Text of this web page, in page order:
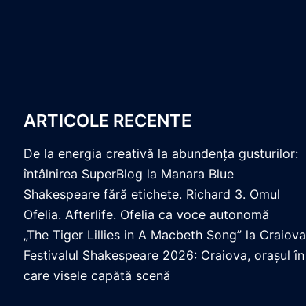
ARTICOLE RECENTE
De la energia creativă la abundența gusturilor:
întâlnirea SuperBlog la Manara Blue
Shakespeare fără etichete. Richard 3. Omul
Ofelia. Afterlife. Ofelia ca voce autonomă
„The Tiger Lillies in A Macbeth Song” la Craiova
Festivalul Shakespeare 2026: Craiova, orașul în
care visele capătă scenă